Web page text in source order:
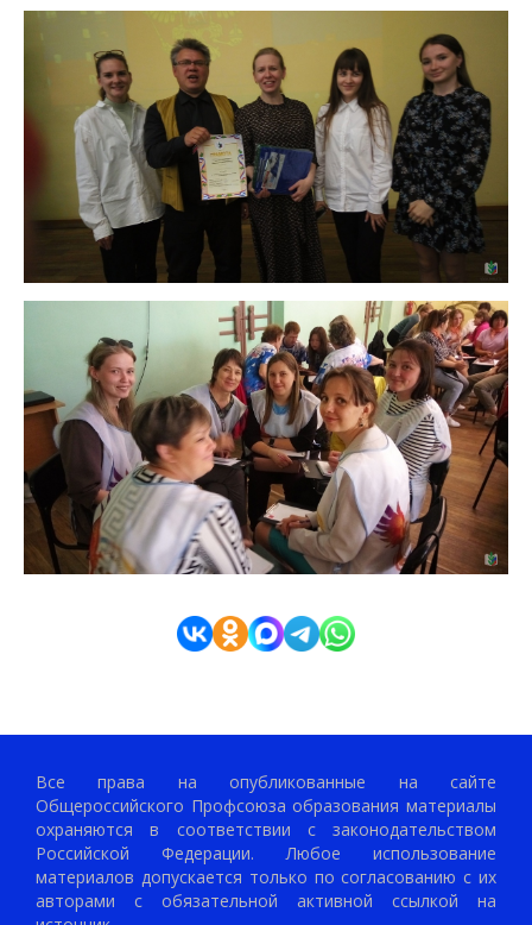
Все права на опубликованные на сайте
Общероссийского Профсоюза образования материалы
охраняются в соответствии с законодательством
Российской Федерации. Любое использование
материалов допускается только по согласованию с их
авторами с обязательной активной ссылкой на